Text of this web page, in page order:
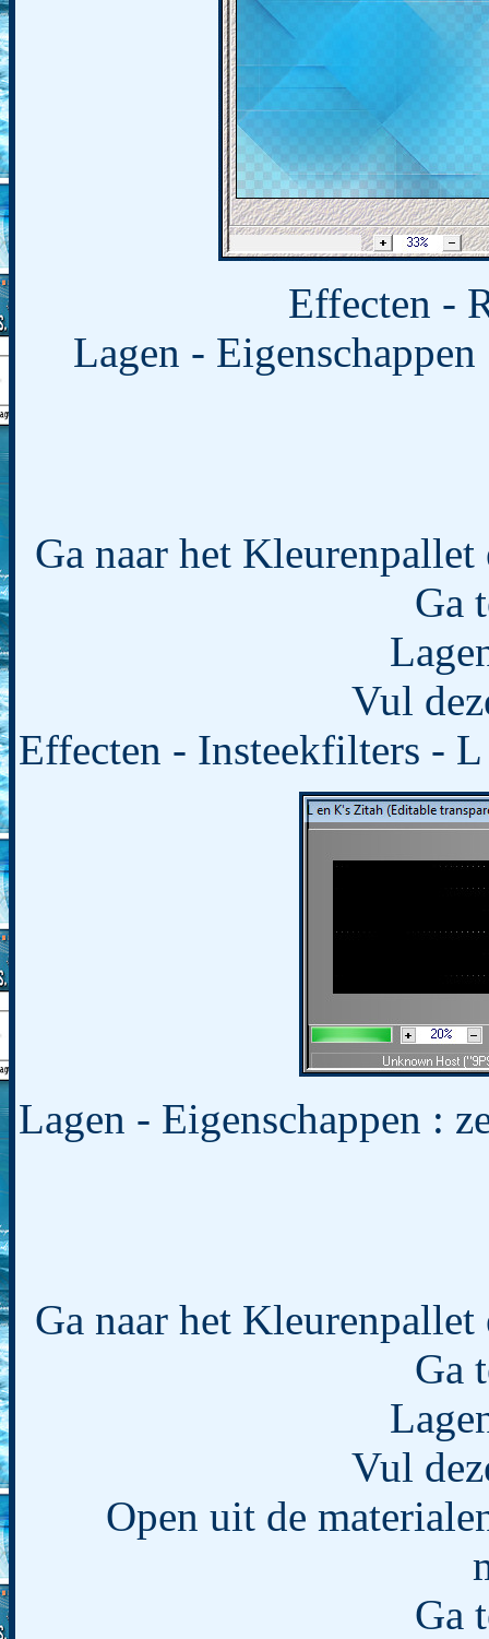
Effecten -
Lagen -
Ga naar het
Ga
Vul
Effecten - Insteekfilters -
Lagen - Eigenschappen :
Ga naar het
Ga
Vul
Open uit de
Ga